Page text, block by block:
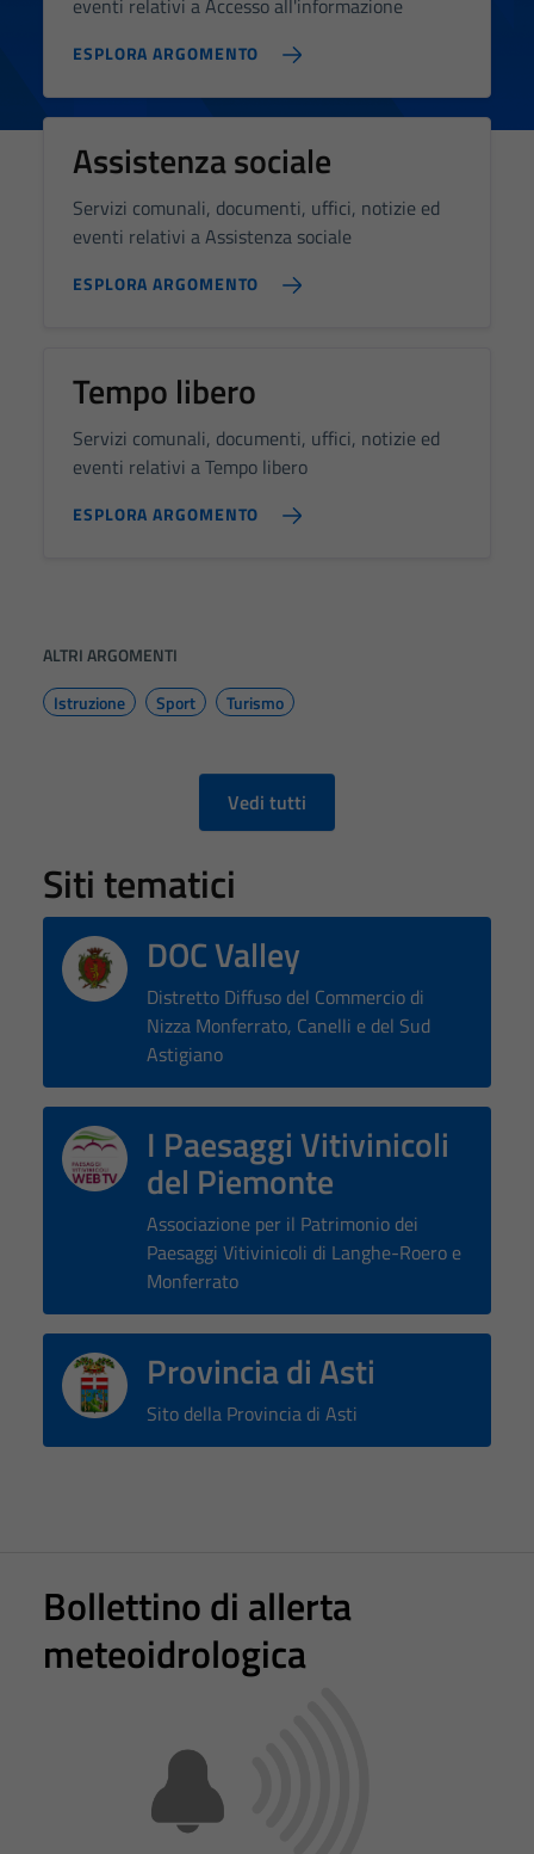
eventi relativi a Accesso all'informazione
ESPLORA ARGOMENTO
Assistenza sociale
Servizi comunali, documenti, uffici, notizie ed
eventi relativi a Assistenza sociale
ESPLORA ARGOMENTO
Tempo libero
Servizi comunali, documenti, uffici, notizie ed
eventi relativi a Tempo libero
ESPLORA ARGOMENTO
ALTRI ARGOMENTI
Istruzione
Sport Turismo
Vedi tutti
Siti tematici
DOC Valley
Distretto Diffuso del Commercio di
Nizza Monferrato, Canelli e del Sud
Astigiano
I Paesaggi Vitivinicoli
del Piemonte
Associazione per il Patrimonio dei
Paesaggi Vitivinicoli di Langhe-Roero e
Monferrato
Provincia di Asti
Sito della Provincia di Asti
Bollettino di allerta
meteoidrologica